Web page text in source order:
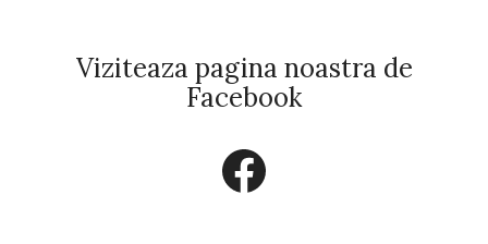
Viziteaza pagina noastra de
Facebook
Facebook